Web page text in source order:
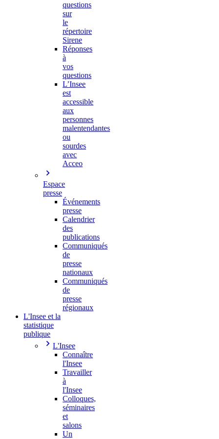
questions
sur
le
répertoire
Sirene
Réponses
à
vos
questions
L’Insee
est
accessible
aux
personnes
malentendantes
ou
sourdes
avec
Acceo
Espace
presse
Événements
presse
Calendrier
des
publications
Communiqués
de
presse
nationaux
Communiqués
de
presse
régionaux
L'Insee et la
statistique
publique
L'Insee
Connaître
l'Insee
Travailler
à
l'Insee
Colloques,
séminaires
et
salons
Un